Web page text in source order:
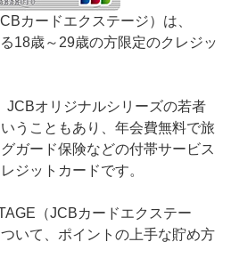
カードエクステージ）は、
18歳～29歳の方限定のクレジッ
JCBオリジナルシリーズの若者
うこともあり、年会費無料で旅
ガード保険などの付帯サービス
ジットカードです。
（JCBカードエクステー
いて、ポイントの上手な貯め方